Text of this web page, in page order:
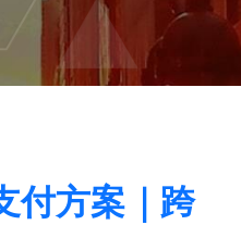
付方案｜跨